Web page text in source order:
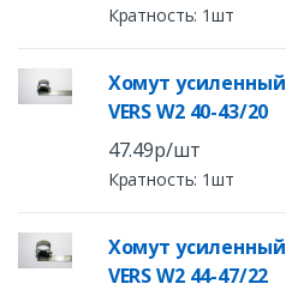
Кратность: 1шт
Хомут усиленный
VERS W2 40-43/20
47.49р/шт
Кратность: 1шт
Хомут усиленный
VERS W2 44-47/22